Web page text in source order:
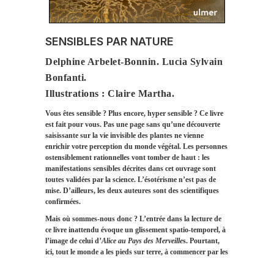
SENSIBLES PAR NATURE
Delphine Arbelet-Bonnin. Lucia Sylvain
Bonfanti.
Illustrations : Claire Martha.
Vous êtes sensible ? Plus encore, hyper sensible ? Ce livre
est fait pour vous. Pas une page sans qu’une découverte
saisissante sur la vie invisible des plantes ne vienne
enrichir votre perception du monde végétal. Les personnes
ostensiblement rationnelles vont tomber de haut : les
manifestations sensibles décrites dans cet ouvrage sont
toutes validées par la science. L’ésotérisme n’est pas de
mise. D’ailleurs, les deux auteures sont des scientifiques
confirmées.
Mais où sommes-nous donc ? L’entrée dans la lecture de
ce livre inattendu évoque un glissement spatio-temporel, à
l’image de celui d’Alice au Pays des Merveilles. Pourtant,
ici, tout le monde a les pieds sur terre, à commencer par les